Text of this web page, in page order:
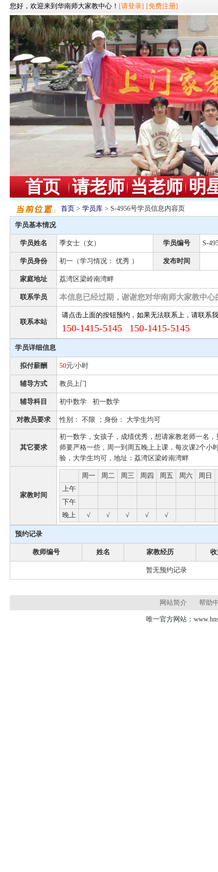
您好，欢迎来到华南师大家教中心！ [请登录] [免费注册]
首页 请老师 当老师 明
首页 > 学员库 > S-4956号学员信息内容页
学员基本情况
学员姓名 季女士（女） 学员编号 S-
学员身份 初一（学习情况： 优秀 ） 发布时间
家庭地址 荔湾区梁岭南湾畔
联系学员 本信息已经过期，谢谢您对华南师大家教中心
联系本站
请点击上面的按钮预约，如果无法联系上，请联系
150-1415-5145 150-1415-5145
学员详细信息
拟付薪酬 50元/小时
辅导方式 教员上门
辅导科目 初中数学 初一数学
对教员要求 性别： 不限 ；身份： 大学生均可
其它要求
初一数学，女孩子，成绩优秀，想请家教老师一名
师要严格一些，周一到周五晚上上课，每次课2个小
验，大学生均可，地址：荔湾区梁岭南湾畔
家教时间
周一 周二 周三 周四 周五 周六 周日
上午
下午
晚上
√ √ √ √ √
预约记录
教师编号 姓名 家教经历
暂无预约记录
网站简介 帮助
唯一官方网站：